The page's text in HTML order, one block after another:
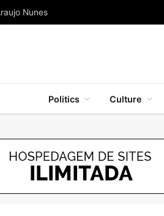
Nunes
Politics Culture